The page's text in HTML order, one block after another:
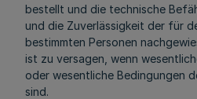
bestellt und die technische
und die Zuverlässigkeit der für
bestimmten Personen
ist zu versagen, wenn
oder wesentliche Bedingungen
sind.